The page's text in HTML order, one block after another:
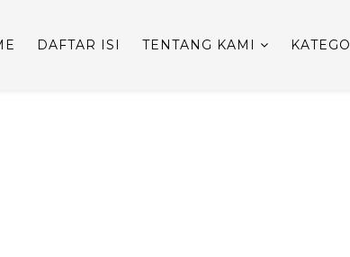
DAFTAR ISI TENTANG KAMI